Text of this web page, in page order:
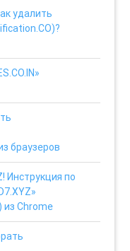
удалить
браузеров
Инструкция по
из Chrome